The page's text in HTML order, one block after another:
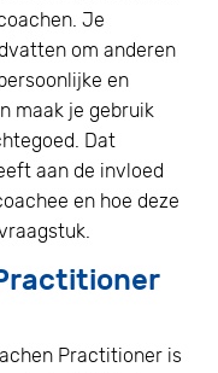
Je
om anderen
en
maak je gebruik
Dat
aan de invloed
en hoe deze
Practitioner is